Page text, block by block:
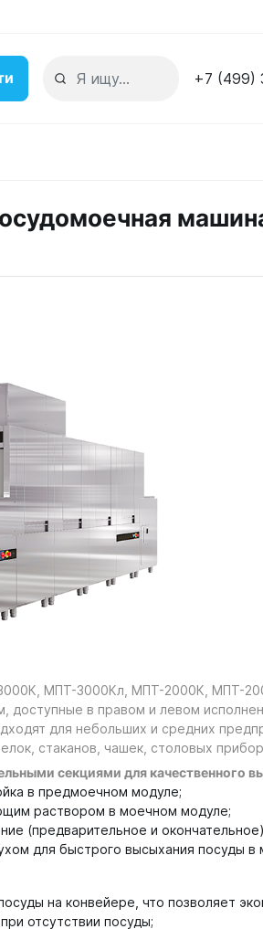
+7 (499)
МПТ-3000Кл, МПТ-2000К, МПТ-
доступные в правом и левом
для небольших и средних
стаканов, чашек, столовых
секциями для качественного
в предмоечном модуле;
раствором в моечном модуле;
(предварительное и
для быстрого высыхания посуды в
на конвейере, что позволяет
отсутствии посуды;